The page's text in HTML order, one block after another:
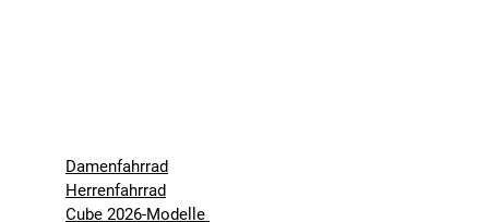
Damenfahrrad
Herrenfahrrad
Cube 2026-Modelle